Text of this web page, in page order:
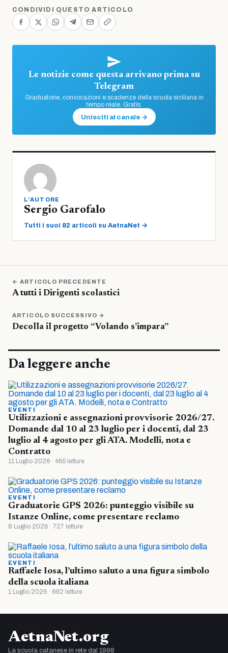
CONDIVIDI QUESTO ARTICOLO
Le notizie come questa arrivano prima su
Telegram
Graduatorie, convocazioni e scadenze della scuola siciliana in
tempo reale. Gratis.
Unisciti al canale →
L'AUTORE
Sergio Garofalo
Tutti i suoi 82 articoli su AetnaNet →
← ARTICOLO PRECEDENTE
A tutti i Dirigenti scolastici
ARTICOLO SUCCESSIVO →
Decolla il progetto “Volando s’impara”
Da leggere anche
EVENTI
Utilizzazioni e assegnazioni provvisorie 2026/27.
Domande dal 10 al 23 luglio per i docenti, dal 23
luglio al 4 agosto per gli ATA. Modelli, nota e
Contratto
11 Luglio 2026 · 465 letture
EVENTI
Graduatorie GPS 2026: punteggio visibile su
Istanze Online, come presentare reclamo
8 Luglio 2026 · 727 letture
EVENTI
Raffaele Iosa, l’ultimo saluto a una figura simbolo
della scuola italiana
1 Luglio 2026 · 692 letture
AetnaNet.org
La scuola catanese in rete dal 1998